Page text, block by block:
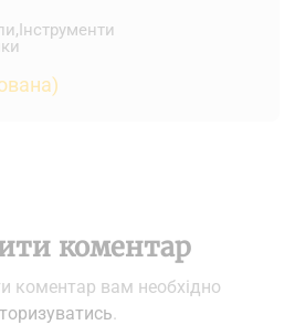
,Інструменти
коментар
коментар вам необхідно
.